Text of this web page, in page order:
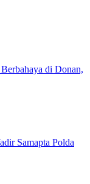
di Donan,
Samapta Polda